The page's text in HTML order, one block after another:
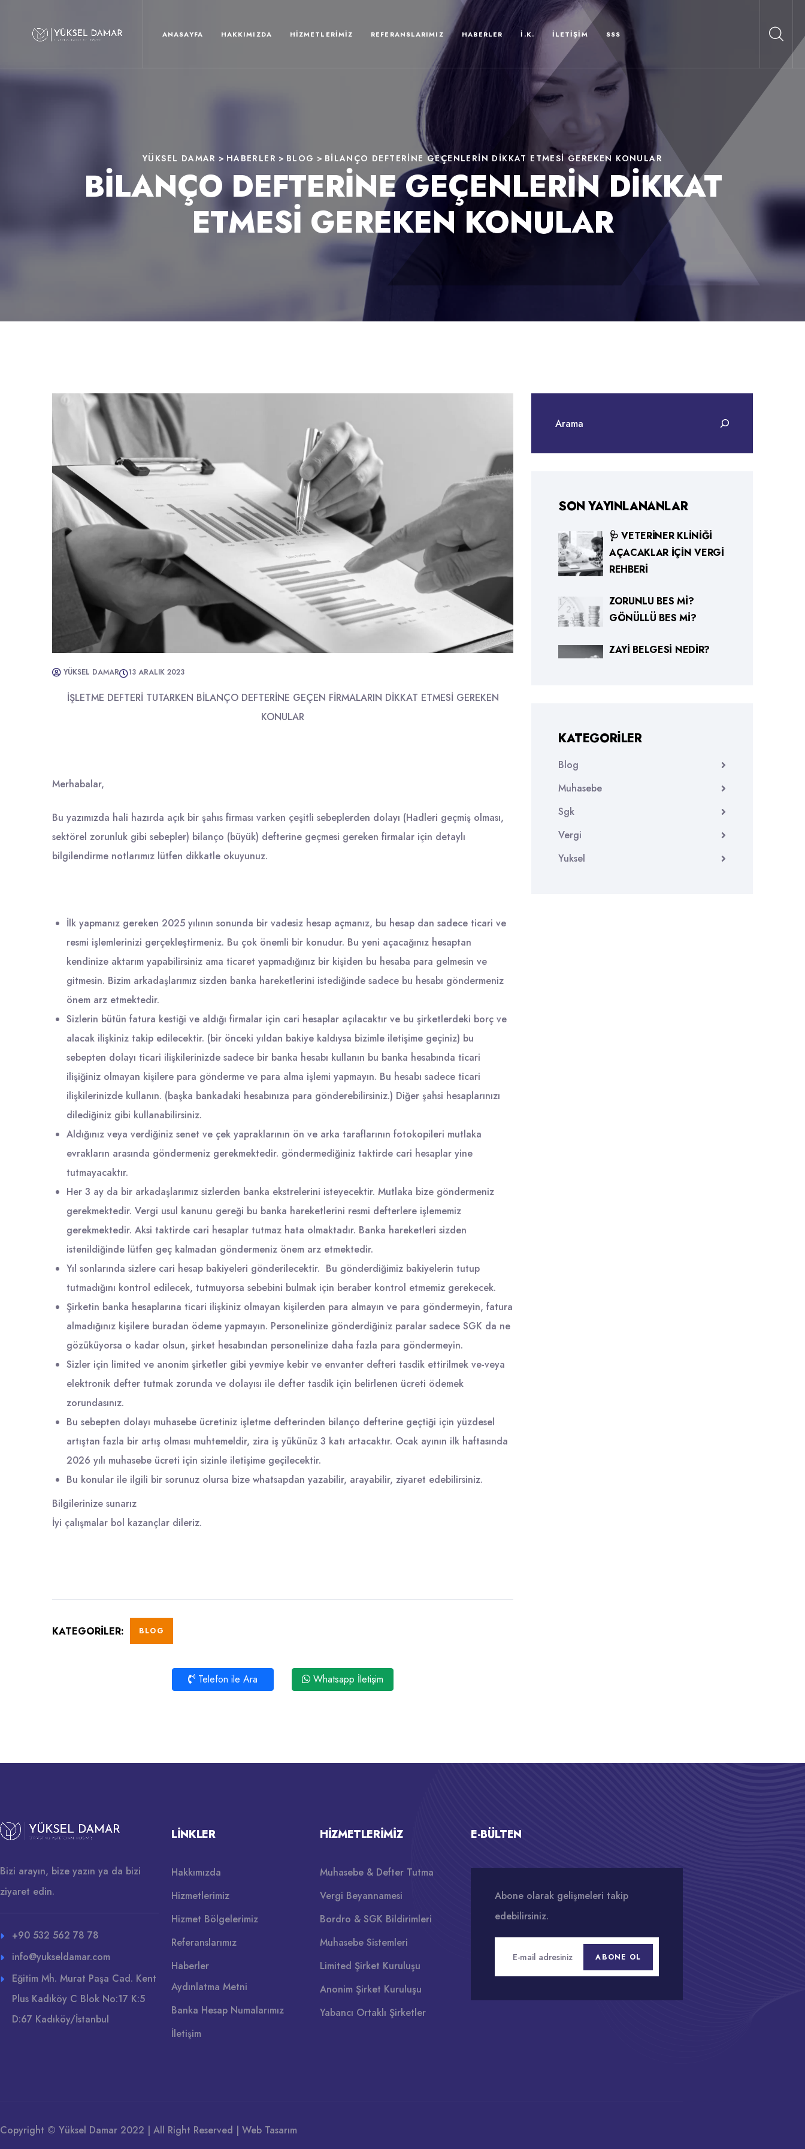
ANASAYFA HAKKIMIZDA HIZMETLERIMIZ REFERANSLARIMIZ HABERLER İ.K. İLETIŞIM SSS
YÜKSEL DAMAR > HABERLER > BLOG > BİLANÇO DEFTERİNE GEÇENLERİN DİKKAT ETMESİ GEREKEN KONULAR
BİLANÇO DEFTERİNE GEÇENLERİN DİKKAT
ETMESİ GEREKEN KONULAR
YÜKSEL DAMAR 13 ARALIK 2023
İŞLETME DEFTERİ TUTARKEN BİLANÇO DEFTERİNE GEÇEN FİRMALARIN DİKKAT ETMESİ GEREKEN
KONULAR
Merhabalar,
Bu yazımızda hali hazırda açık bir şahıs firması varken çeşitli sebeplerden dolayı (Hadleri geçmiş olması,
sektörel zorunluk gibi sebepler) bilanço (büyük) defterine geçmesi gereken firmalar için detaylı
bilgilendirme notlarımız lütfen dikkatle okuyunuz.
İlk yapmanız gereken 2025 yılının sonunda bir vadesiz hesap açmanız, bu hesap dan sadece ticari ve
resmi işlemlerinizi gerçekleştirmeniz. Bu çok önemli bir konudur. Bu yeni açacağınız hesaptan
kendinize aktarım yapabilirsiniz ama ticaret yapmadığınız bir kişiden bu hesaba para gelmesin ve
gitmesin. Bizim arkadaşlarımız sizden banka hareketlerini istediğinde sadece bu hesabı göndermeniz
önem arz etmektedir.
Sizlerin bütün fatura kestiği ve aldığı firmalar için cari hesaplar açılacaktır ve bu şirketlerdeki borç ve
alacak ilişkiniz takip edilecektir. (bir önceki yıldan bakiye kaldıysa bizimle iletişime geçiniz) bu
sebepten dolayı ticari ilişkilerinizde sadece bir banka hesabı kullanın bu banka hesabında ticari
ilişiğiniz olmayan kişilere para gönderme ve para alma işlemi yapmayın. Bu hesabı sadece ticari
ilişkilerinizde kullanın. (başka bankadaki hesabınıza para gönderebilirsiniz.) Diğer şahsi hesaplarınızı
dilediğiniz gibi kullanabilirsiniz.
Aldığınız veya verdiğiniz senet ve çek yapraklarının ön ve arka taraflarının fotokopileri mutlaka
evrakların arasında göndermeniz gerekmektedir. göndermediğiniz taktirde cari hesaplar yine
tutmayacaktır.
Her 3 ay da bir arkadaşlarımız sizlerden banka ekstrelerini isteyecektir. Mutlaka bize göndermeniz
gerekmektedir. Vergi usul kanunu gereği bu banka hareketlerini resmi defterlere işlememiz
gerekmektedir. Aksi taktirde cari hesaplar tutmaz hata olmaktadır. Banka hareketleri sizden
istenildiğinde lütfen geç kalmadan göndermeniz önem arz etmektedir.
Yıl sonlarında sizlere cari hesap bakiyeleri gönderilecektir. Bu gönderdiğimiz bakiyelerin tutup
tutmadığını kontrol edilecek, tutmuyorsa sebebini bulmak için beraber kontrol etmemiz gerekecek.
Şirketin banka hesaplarına ticari ilişkiniz olmayan kişilerden para almayın ve para göndermeyin, fatura
almadığınız kişilere buradan ödeme yapmayın. Personelinize gönderdiğiniz paralar sadece SGK da ne
gözüküyorsa o kadar olsun, şirket hesabından personelinize daha fazla para göndermeyin.
Sizler için limited ve anonim şirketler gibi yevmiye kebir ve envanter defteri tasdik ettirilmek ve-veya
elektronik defter tutmak zorunda ve dolayısı ile defter tasdik için belirlenen ücreti ödemek
zorundasınız.
Bu sebepten dolayı muhasebe ücretiniz işletme defterinden bilanço defterine geçtiği için yüzdesel
artıştan fazla bir artış olması muhtemeldir, zira iş yükünüz 3 katı artacaktır. Ocak ayının ilk haftasında
2026 yılı muhasebe ücreti için sizinle iletişime geçilecektir.
Bu konular ile ilgili bir sorunuz olursa bize whatsapdan yazabilir, arayabilir, ziyaret edebilirsiniz.
Bilgilerinize sunarız
İyi çalışmalar bol kazançlar dileriz.
KATEGORILER: BLOG
Telefon ile Ara Whatsapp İletişim
SON YAYINLANANLAR
🩺 VETERINER KLINIĞI
AÇACAKLAR İÇIN VERGI
REHBERI
ZORUNLU BES MI?
GÖNÜLLÜ BES MI?
ZAYI BELGESI NEDIR?
KATEGORILER
Blog
Muhasebe
Sgk
Vergi
Yuksel
Bizi arayın, bize yazın ya da bizi
ziyaret edin.
+90 532 562 78 78
info@yukseldamar.com
Eğitim Mh. Murat Paşa Cad. Kent
Plus Kadıköy C Blok No:17 K:5
D:67 Kadıköy/İstanbul
LINKLER
Hakkımızda
Hizmetlerimiz
Hizmet Bölgelerimiz
Referanslarımız
Haberler
Aydınlatma Metni
Banka Hesap Numalarımız
İletişim
HIZMETLERIMIZ
Muhasebe & Defter Tutma
Vergi Beyannamesi
Bordro & SGK Bildirimleri
Muhasebe Sistemleri
Limited Şirket Kuruluşu
Anonim Şirket Kuruluşu
Yabancı Ortaklı Şirketler
E-BÜLTEN
Abone olarak gelişmeleri takip
edebilirsiniz.
ABONE OL
Copyright © Yüksel Damar 2022 | All Right Reserved | Web Tasarım